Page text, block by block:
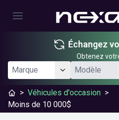
Échangez
Obtenez
> Véhicules d'occasion >
Moins de 10 000$